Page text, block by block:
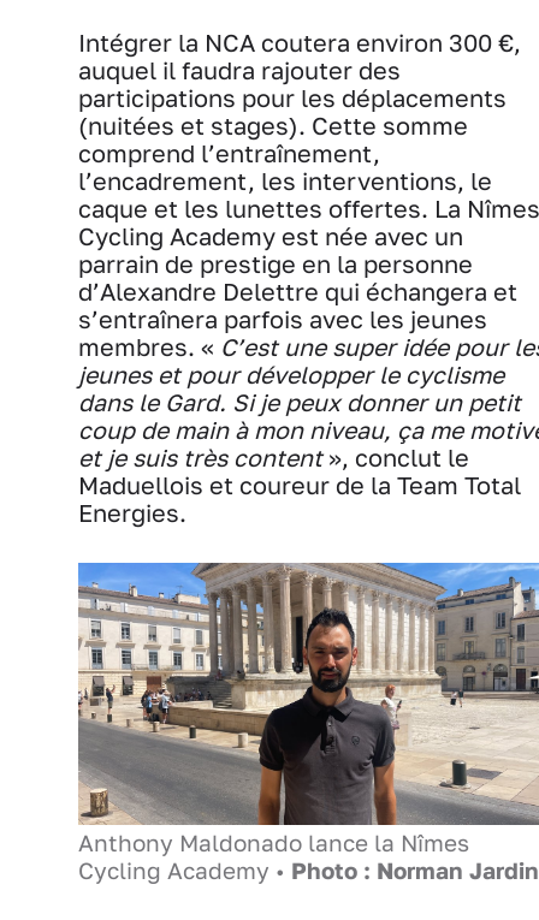
Intégrer la NCA coutera environ 300 €,
auquel il faudra rajouter des
participations pour les déplacements
(nuitées et stages). Cette somme
comprend l’entraînement,
l’encadrement, les interventions, le
caque et les lunettes offertes. La Nîmes
Cycling Academy est née avec un
parrain de prestige en la personne
d’Alexandre Delettre qui échangera et
s’entraînera parfois avec les jeunes
membres. « C’est une super idée pour
jeunes et pour développer le cyclisme
dans le Gard. Si je peux donner un petit
coup de main à mon niveau, ça me
et je suis très content», conclut le
Maduellois et coureur de la Team Total
Energies.
Anthony Maldonado lance la Nîmes
Cycling Academy • Photo : Norman